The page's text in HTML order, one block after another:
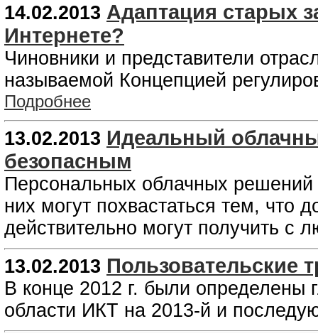
14.02.2013 Адаптация старых
Интернете?
Чиновники и представители
называемой Концепцией
Подробнее
13.02.2013 Идеальный
безопасным
Персональных облачных решений
них могут похвастаться тем, что
действительно могут получить с
13.02.2013 Пользовательские
В конце 2012 г. были определены
области ИКТ на 2013-й и